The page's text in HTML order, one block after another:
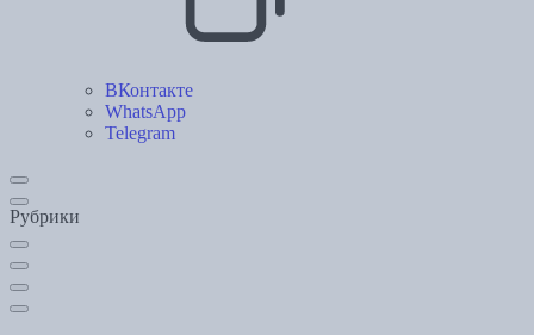
ВКонтакте
WhatsApp
Telegram
Рубрики